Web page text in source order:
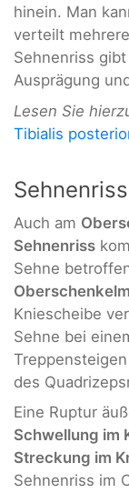
hinein. Man
verteilt
Sehnenriss
Ausprägung
Lesen Sie
Tibialis
Auch am
Sehnenriss
Sehne
Kniescheibe
Sehne bei
des
Eine Ruptur
Schwellung im
Streckung im
Sehnenriss im